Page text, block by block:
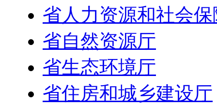
省人力资源和社会
省自然资源厅
省生态环境厅
省住房和城乡建设厅